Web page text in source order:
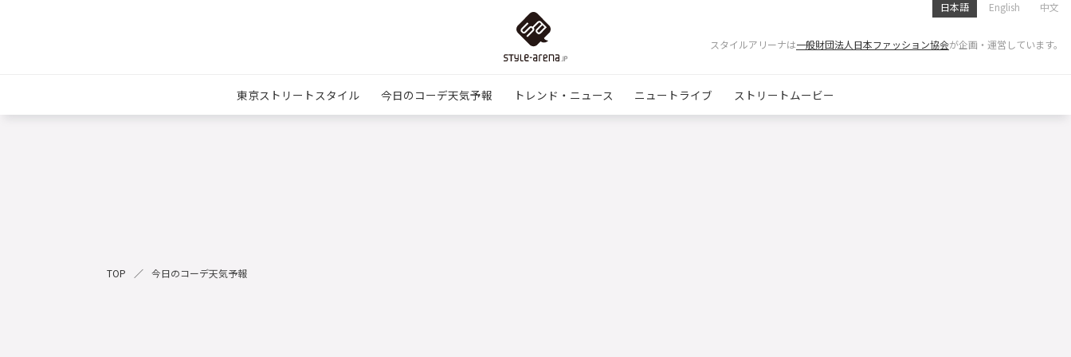
日本語 English 中文
スタイルアリーナは一般財団法人日本ファッション協会が企画・運営しています。
東京ストリートスタイル 今日のコーデ天気予報 トレンド・ニュース ニュートライブ ストリートムービー
TOP 今日のコーデ天気予報